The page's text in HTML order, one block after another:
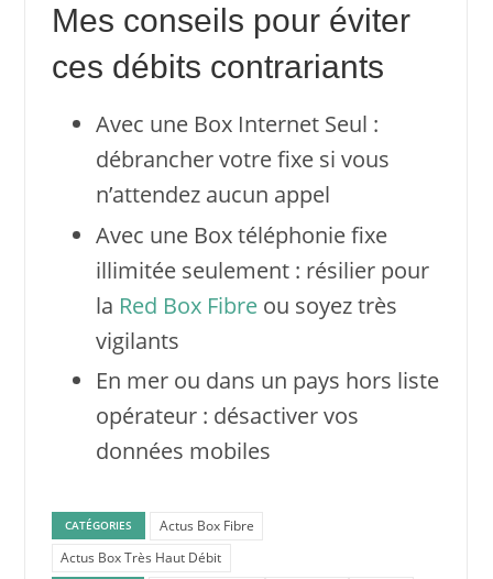
Mes conseils pour éviter
ces débits contrariants
Avec une Box Internet Seul :
débrancher votre fixe si vous
n’attendez aucun appel
Avec une Box téléphonie fixe
illimitée seulement : résilier pour
la Red Box Fibreou soyez très
vigilants
En mer ou dans un pays hors liste
opérateur : désactiver vos
données mobiles
CATÉGORIES
Actus Box Fibre
Actus Box Très Haut Débit